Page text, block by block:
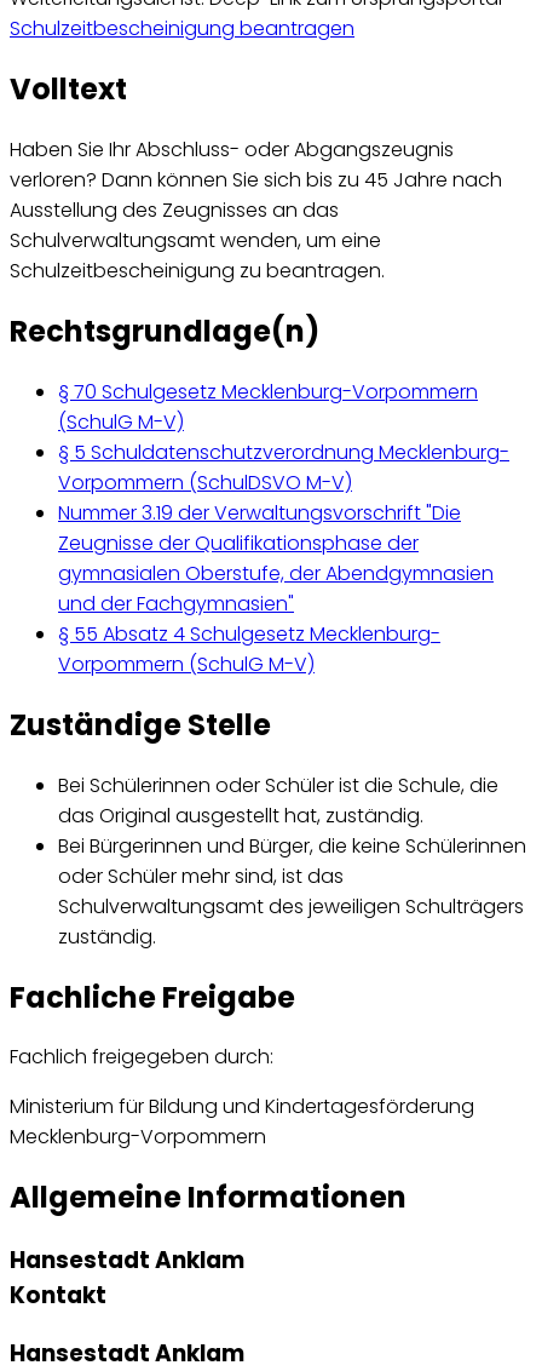
Schulzeitbescheinigung beantragen
Volltext
Haben Sie Ihr Abschluss- oder Abgangszeugnis
verloren? Dann können Sie sich bis zu 45 Jahre nach
Ausstellung des Zeugnisses an das
Schulverwaltungsamt wenden, um eine
Schulzeitbescheinigung zu beantragen.
Rechtsgrundlage(n)
§ 70 Schulgesetz Mecklenburg-Vorpommern
(SchulG M-V)
§ 5 Schuldatenschutzverordnung Mecklenburg-
Vorpommern (SchulDSVO M-V)
Nummer 3.19 der Verwaltungsvorschrift "Die
Zeugnisse der Qualifikationsphase der
gymnasialen Oberstufe, der Abendgymnasien
und der Fachgymnasien"
§ 55 Absatz 4 Schulgesetz Mecklenburg-
Vorpommern (SchulG M-V)
Zuständige Stelle
Bei Schülerinnen oder Schüler ist die Schule, die
das Original ausgestellt hat, zuständig.
Bei Bürgerinnen und Bürger, die keine Schülerinnen
oder Schüler mehr sind, ist das
Schulverwaltungsamt des jeweiligen Schulträgers
zuständig.
Fachliche Freigabe
Fachlich freigegeben durch:
Ministerium für Bildung und Kindertagesförderung
Mecklenburg-Vorpommern
Allgemeine Informationen
Hansestadt Anklam
Kontakt
Hansestadt Anklam